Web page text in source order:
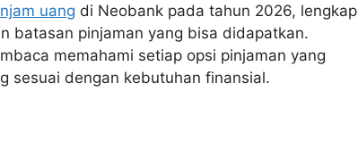
uang di Neobank pada tahun 2026, lengkap
batasan pinjaman yang bisa didapatkan.
memahami setiap opsi pinjaman yang
sesuai dengan kebutuhan finansial.